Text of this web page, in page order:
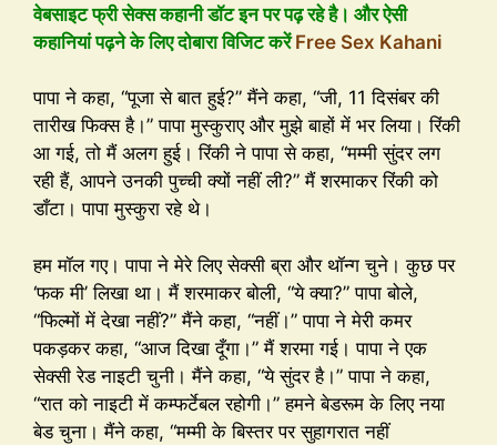
वेबसाइट फ्री सेक्स कहानी डॉट इन पर पढ़ रहे है। और ऐसी
कहानियां पढ़ने के लिए दोबारा विजिट करेंFree Sex Kahani
पापा ने कहा, “पूजा से बात हुई?” मैंने कहा, “जी, 11 दिसंबर की
तारीख फिक्स है।” पापा मुस्कुराए और मुझे बाहों में भर लिया। रिंकी
आ गई, तो मैं अलग हुई। रिंकी ने पापा से कहा, “मम्मी सुंदर लग
रही हैं, आपने उनकी पुच्ची क्यों नहीं ली?” मैं शरमाकर रिंकी को
डाँटा। पापा मुस्कुरा रहे थे।
हम मॉल गए। पापा ने मेरे लिए सेक्सी ब्रा और थॉन्ग चुने। कुछ पर
‘फक मी’ लिखा था। मैं शरमाकर बोली, “ये क्या?” पापा बोले,
“फिल्मों में देखा नहीं?” मैंने कहा, “नहीं।” पापा ने मेरी कमर
पकड़कर कहा, “आज दिखा दूँगा।” मैं शरमा गई। पापा ने एक
सेक्सी रेड नाइटी चुनी। मैंने कहा, “ये सुंदर है।” पापा ने कहा,
“रात को नाइटी में कम्फर्टेबल रहोगी।” हमने बेडरूम के लिए नया
बेड चुना। मैंने कहा, “मम्मी के बिस्तर पर सुहागरात नहीं